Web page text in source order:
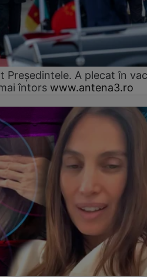
Președintele. A plecat în
întors www.antena3.ro